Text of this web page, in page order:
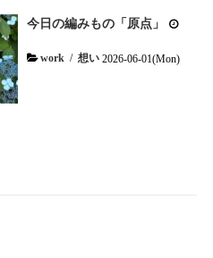
今日の編みもの「原点」
work / 想い 2026-06-01(Mon)